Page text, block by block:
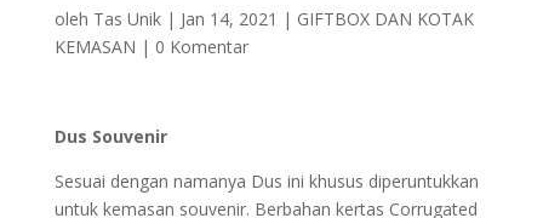
oleh Tas Unik| Jan 14, 2021 | GIFTBOX DAN KOTAK
KEMASAN | 0 Komentar
Dus Souvenir
Sesuai dengan namanya Dus ini khusus diperuntukkan
untuk kemasan souvenir. Berbahan kertas Corrugated